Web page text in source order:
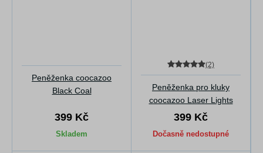
Peněženka coocazoo
Black Coal
399 Kč
Skladem
(2)
Peněženka pro kluky
coocazoo Laser Lights
399 Kč
Dočasně nedostupné